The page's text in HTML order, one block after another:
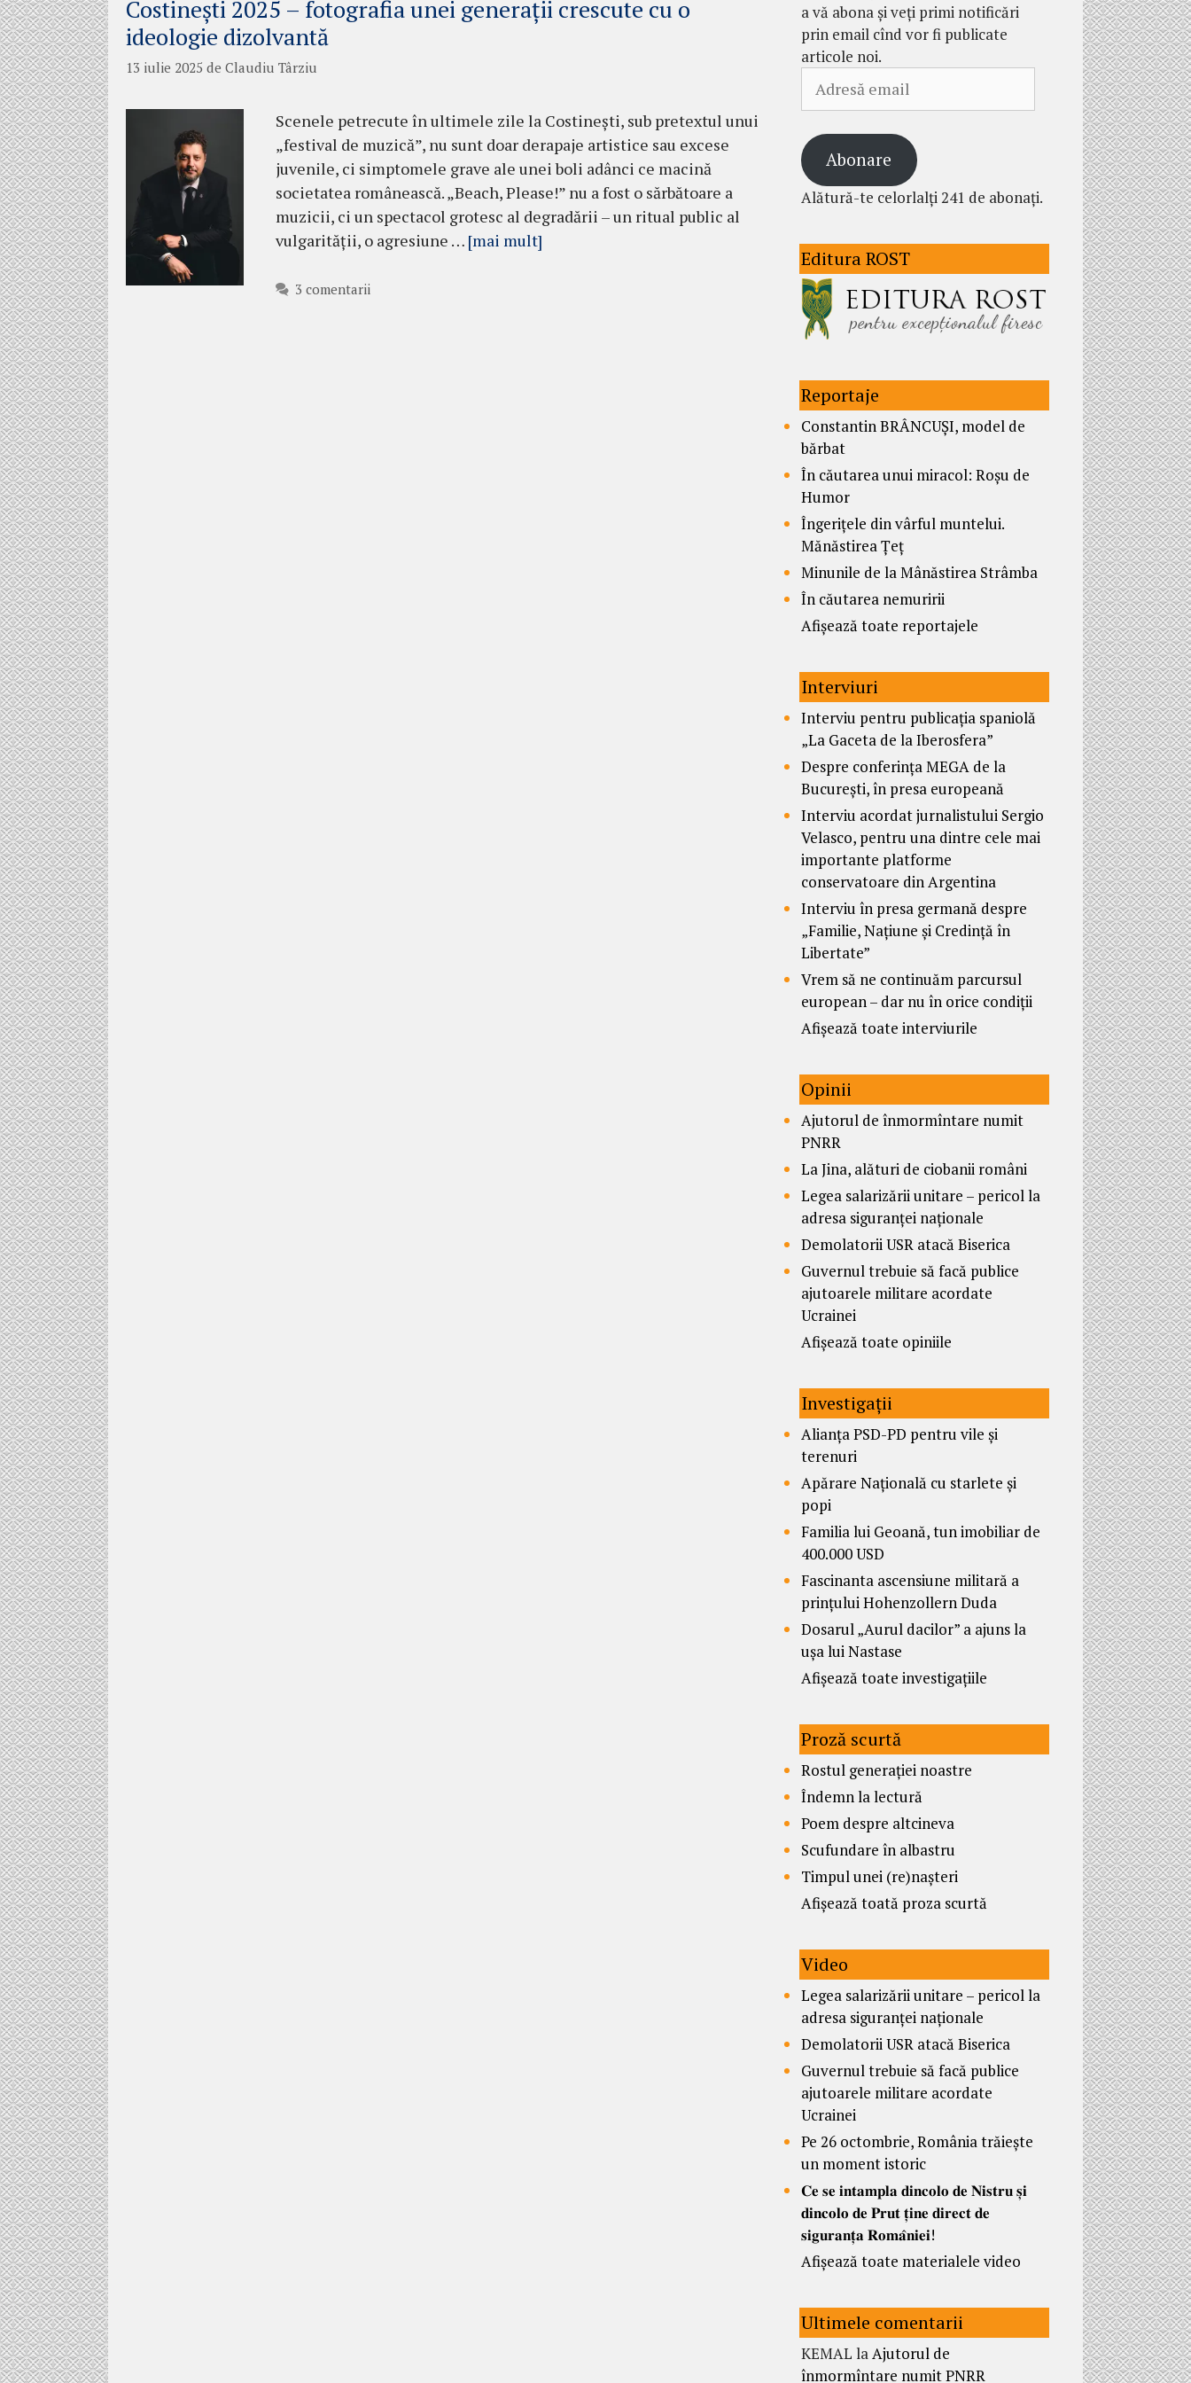
Costinești 2025 – fotografia unei generații crescute cu o
ideologie dizolvantă
13 iulie 2025 de Claudiu Târziu
Scenele petrecute în ultimele zile la Costinești, sub pretextul unui
„festival de muzică”, nu sunt doar derapaje artistice sau excese
juvenile, ci simptomele grave ale unei boli adânci ce macină
societatea românească. „Beach, Please!” nu a fost o sărbătoare a
muzicii, ci un spectacol grotesc al degradării – un ritual public al
vulgarității, o agresiune … [mai mult]
3 comentarii
a vă abona și veți primi notificări
prin email cînd vor fi publicate
articole noi.
email
Abonare
Alătură-te celorlalți 241 de abonați.
Editura ROST
Reportaje
Constantin BRÂNCUȘI, model de
bărbat
În căutarea unui miracol: Roșu de
Humor
Îngerițele din vârful muntelui.
Mănăstirea Țeț
Minunile de la Mânăstirea Strâmba
În căutarea nemuririi
Afișează toate reportajele
Interviuri
Interviu pentru publicația spaniolă
„La Gaceta de la Iberosfera”
Despre conferința MEGA de la
București, în presa europeană
Interviu acordat jurnalistului Sergio
Velasco, pentru una dintre cele mai
importante platforme
conservatoare din Argentina
Interviu în presa germană despre
„Familie, Națiune și Credință în
Libertate”
Vrem să ne continuăm parcursul
european – dar nu în orice condiții
Afișează toate interviurile
Opinii
Ajutorul de înmormîntare numit
PNRR
La Jina, alături de ciobanii români
Legea salarizării unitare – pericol la
adresa siguranței naționale
Demolatorii USR atacă Biserica
Guvernul trebuie să facă publice
ajutoarele militare acordate
Ucrainei
Afișează toate opiniile
Investigații
Alianța PSD-PD pentru vile și
terenuri
Apărare Națională cu starlete și
popi
Familia lui Geoană, tun imobiliar de
400.000 USD
Fascinanta ascensiune militară a
prințului Hohenzollern Duda
Dosarul „Aurul dacilor” a ajuns la
ușa lui Nastase
Afișează toate investigațiile
Proză scurtă
Rostul generației noastre
Îndemn la lectură
Poem despre altcineva
Scufundare în albastru
Timpul unei (re)nașteri
Afișează toată proza scurtă
Video
Legea salarizării unitare – pericol la
adresa siguranței naționale
Demolatorii USR atacă Biserica
Guvernul trebuie să facă publice
ajutoarele militare acordate
Ucrainei
Pe 26 octombrie, România trăiește
un moment istoric
𝐂𝐞 𝐬𝐞 𝐢𝐧𝐭𝐚𝐦𝐩𝐥𝐚 𝐝𝐢𝐧𝐜𝐨𝐥𝐨 𝐝𝐞 𝐍𝐢𝐬𝐭𝐫𝐮 𝐬̦𝐢
𝐝𝐢𝐧𝐜𝐨𝐥𝐨 𝐝𝐞 𝐏𝐫𝐮𝐭 𝐭̦𝐢𝐧𝐞 𝐝𝐢𝐫𝐞𝐜𝐭 𝐝𝐞
𝐬𝐢𝐠𝐮𝐫𝐚𝐧𝐭̦𝐚 𝐑𝐨𝐦𝐚̂𝐧𝐢𝐞𝐢!
Afișează toate materialele video
Ultimele comentarii
KEMAL laAjutorul de
înmormîntare numit PNRR